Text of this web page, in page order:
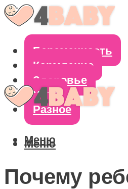
Беременность
Кормление
Здоровье
Уход
Разное
Меню
Меню
Почему